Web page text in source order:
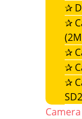
✰
✰
✰
✰
✰